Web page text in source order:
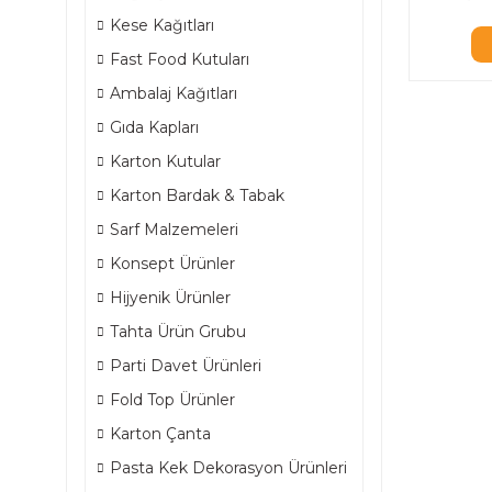
Kese Kağıtları
Fast Food Kutuları
Ambalaj Kağıtları
Gıda Kapları
Karton Kutular
Karton Bardak & Tabak
Sarf Malzemeleri
Konsept Ürünler
Hijyenik Ürünler
Tahta Ürün Grubu
Parti Davet Ürünleri
Fold Top Ürünler
Karton Çanta
Pasta Kek Dekorasyon Ürünleri